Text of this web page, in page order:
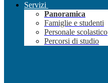
Servizi
Panoramica
Famiglie e studenti
Personale scolastico
Percorsi di studio